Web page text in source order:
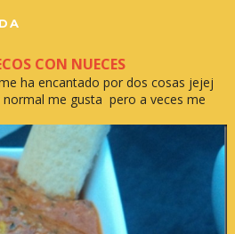
CON NUECES
ha encantado por dos cosas jejej
me gusta pero a veces me